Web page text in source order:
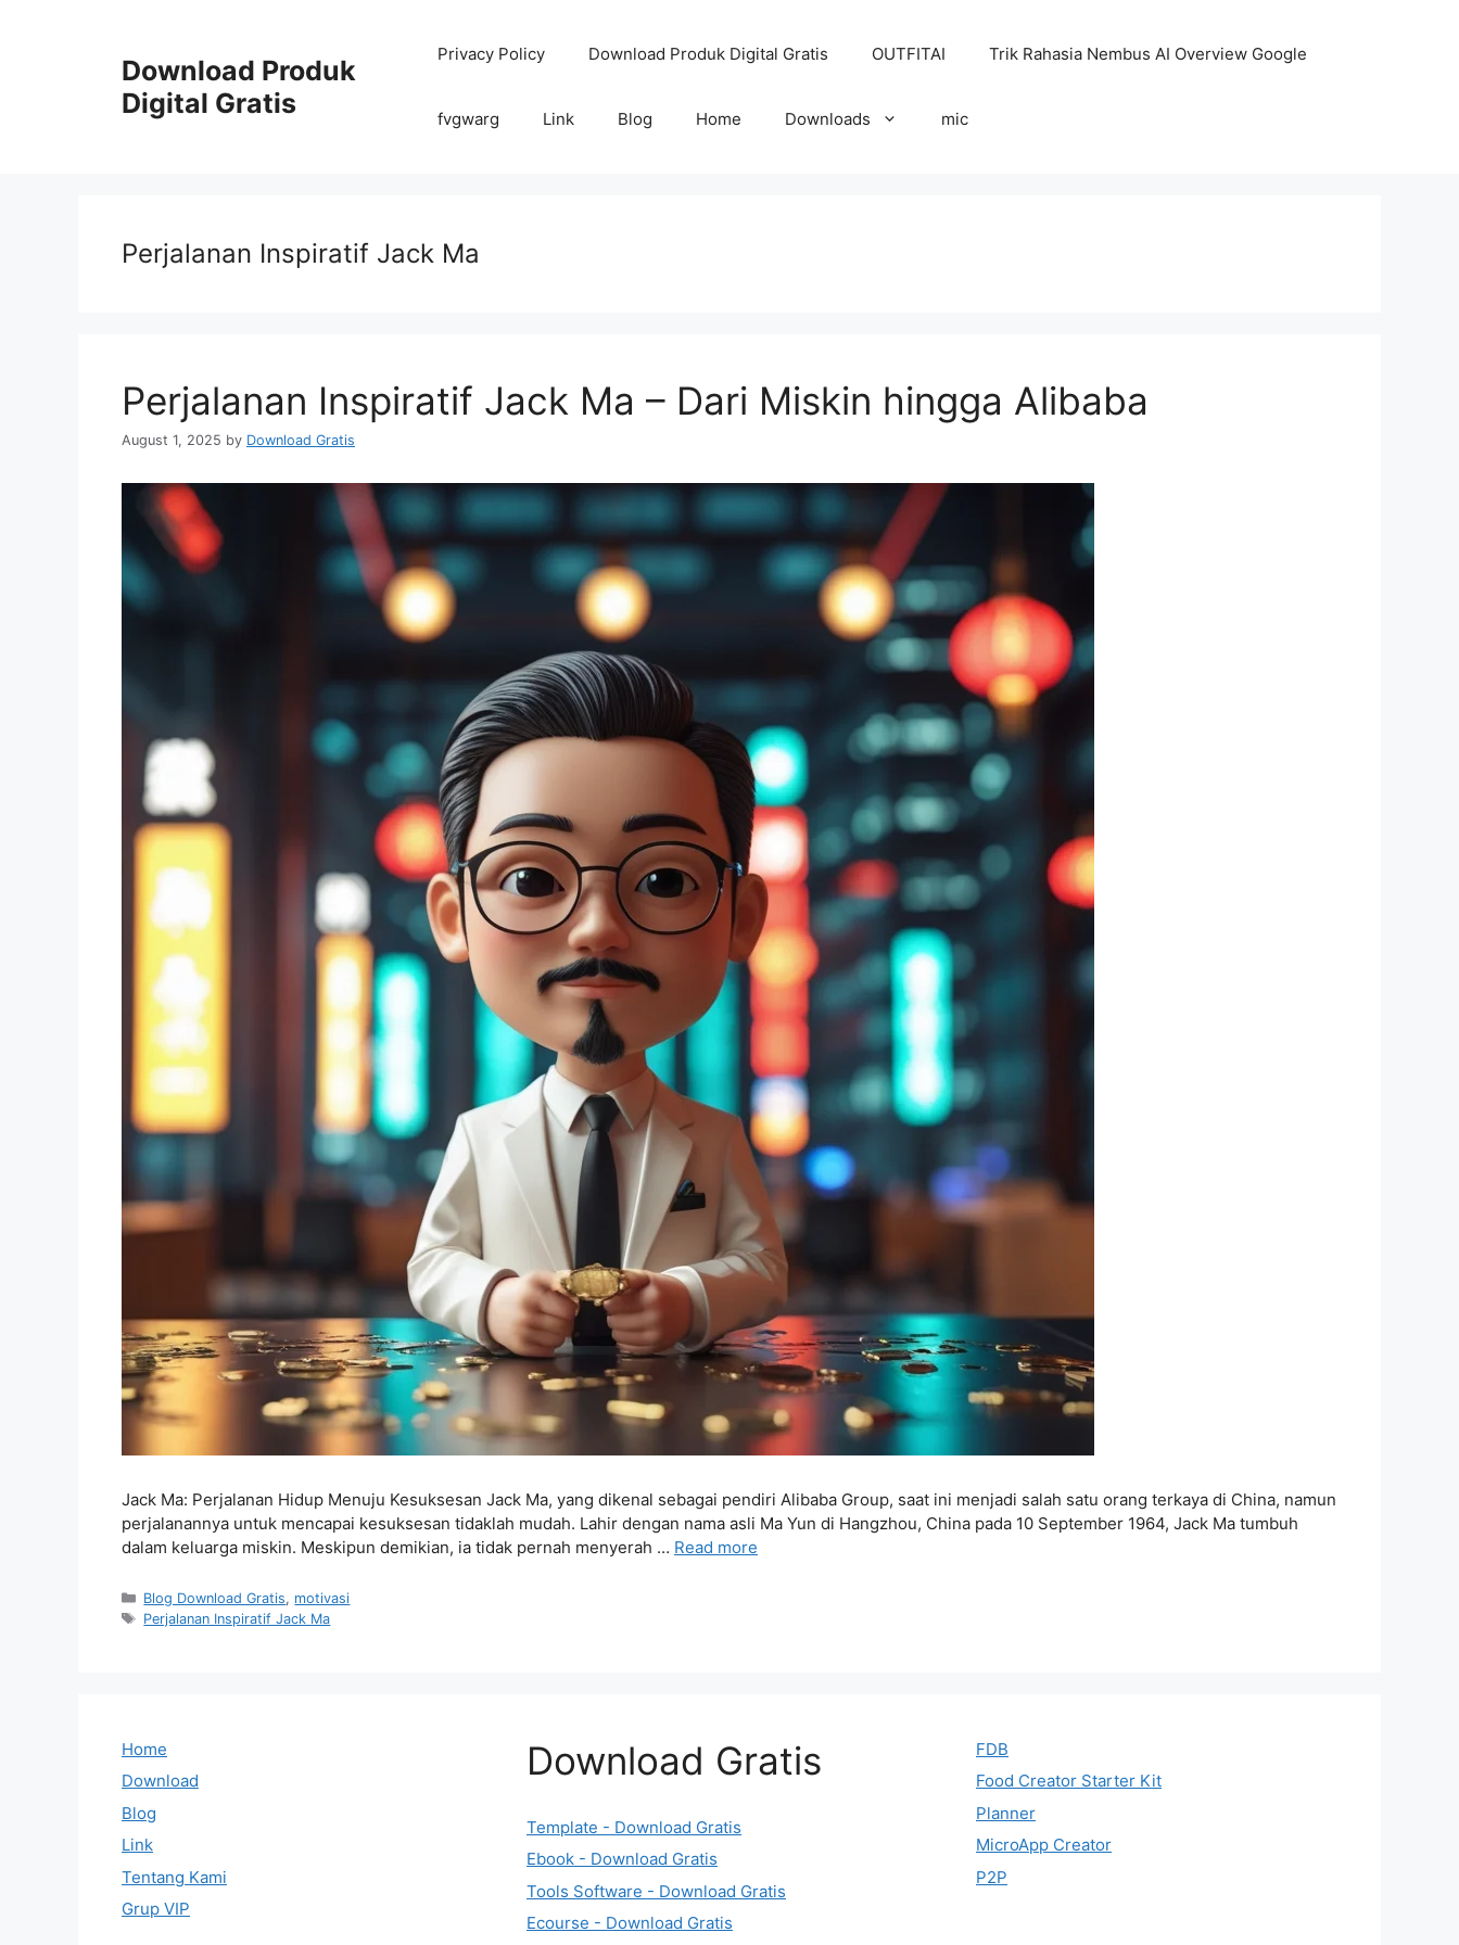
Download Produk
Digital Gratis
Privacy Policy Download Produk Digital Gratis OUTFITAI Trik Rahasia Nembus AI Overview Google
fvgwarg Link Blog Home Downloads mic
Perjalanan Inspiratif Jack Ma
Perjalanan Inspiratif Jack Ma – Dari Miskin hingga Alibaba
August 1, 2025 by Download Gratis
Jack Ma: Perjalanan Hidup Menuju Kesuksesan Jack Ma, yang dikenal sebagai pendiri Alibaba Group, saat ini menjadi salah satu orang terkaya di China, namun
perjalanannya untuk mencapai kesuksesan tidaklah mudah. Lahir dengan nama asli Ma Yun di Hangzhou, China pada 10 September 1964, Jack Ma tumbuh
dalam keluarga miskin. Meskipun demikian, ia tidak pernah menyerah … Read more
Categories
Blog Download Gratis, motivasi
Tags
Perjalanan Inspiratif Jack Ma
Home
Download
Blog
Link
Tentang Kami
Grup VIP
Download Gratis
Template - Download Gratis
Ebook - Download Gratis
Tools Software - Download Gratis
Ecourse - Download Gratis
FDB
Food Creator Starter Kit
Planner
MicroApp Creator
P2P